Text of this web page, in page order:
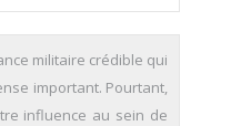
militaire crédible qui
important. Pourtant,
influence au sein de